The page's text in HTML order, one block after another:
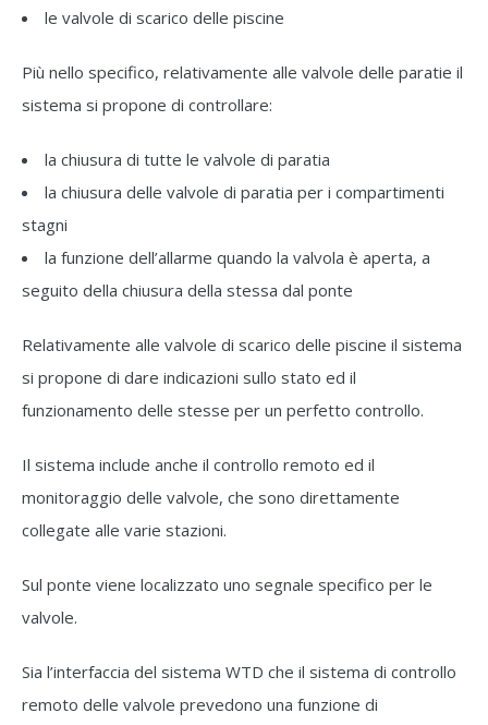
le valvole di scarico delle piscine
Più nello specifico, relativamente alle valvole delle paratie il
sistema si propone di controllare:
la chiusura di tutte le valvole di paratia
la chiusura delle valvole di paratia per i compartimenti
stagni
la funzione dell’allarme quando la valvola è aperta, a
seguito della chiusura della stessa dal ponte
Relativamente alle valvole di scarico delle piscine il sistema
si propone di dare indicazioni sullo stato ed il
funzionamento delle stesse per un perfetto controllo.
Il sistema include anche il controllo remoto ed il
monitoraggio delle valvole, che sono direttamente
collegate alle varie stazioni.
Sul ponte viene localizzato uno segnale specifico per le
valvole.
Sia l’interfaccia del sistema WTD che il sistema di controllo
remoto delle valvole prevedono una funzione di